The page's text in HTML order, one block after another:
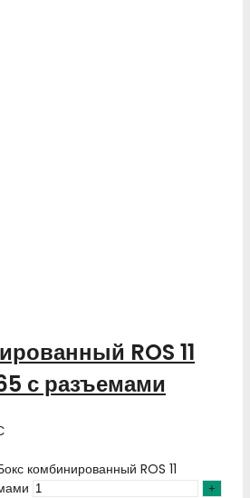
ROS 11
с разъемами
комбинированный ROS 11